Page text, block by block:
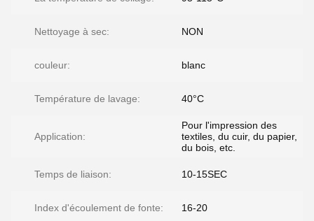
Nettoyage à sec: NON
couleur: blanc
Température de lavage: 40°C
Application:
Pour l'impression des
textiles, du cuir, du papier,
du bois, etc.
Temps de liaison: 10-15SEC
Index d'écoulement de fonte: 16-20